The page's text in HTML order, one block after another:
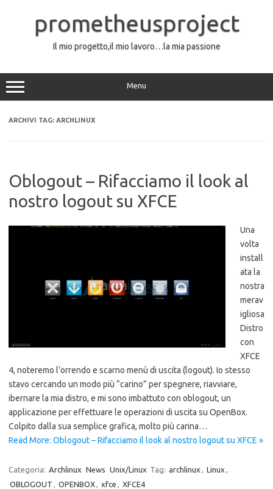
contenutoprometheusproject
Il mio progetto,il mio lavoro…la mia passione
Menu
ARCHIVI TAG: ARCHLINUX
Oblogout – Rifacciamo il look al
nostro logout su XFCE
Una
volta
install
ata la
nostra
merav
igliosa
Distro
con
XFCE
4, noteremo l’orrendo e scarno menù di uscita (logout). Io stesso
stavo cercando un modo più “carino” per spegnere, riavviare,
ibernare la mia distro, e mi sono imbattuto con oblogout, un
applicazione per effettuare le operazioni di uscita su OpenBox.
Colpito dalla sua semplice grafica, molto più carina…
Read More: Oblogout – Rifacciamo il look al nostro logout su XFCE »
Categoria: Archlinux News Unix/Linux Tag: archlinux , Linux ,
OBLOGOUT , OPENBOX, xfce , XFCE4